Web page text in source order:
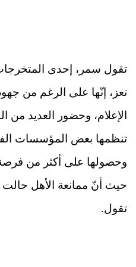
تقول سمر، إحدى
تعز، إنّها على الرغم من
الإعلام، وحضور العديد من
تنظمها بعض المؤسسات
وحصولها على أكثر من
حيث أنّ ممانعة الأهل
تقول.